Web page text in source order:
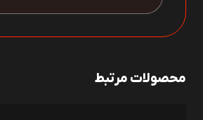
محصولات مرتبط